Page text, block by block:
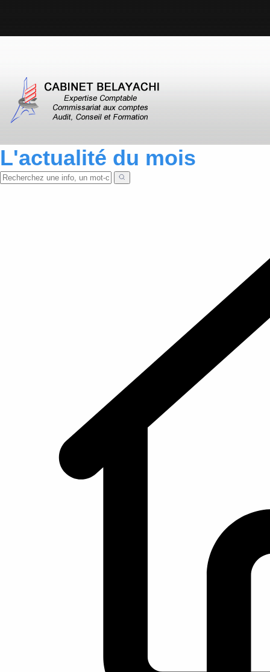
L'actualité du mois